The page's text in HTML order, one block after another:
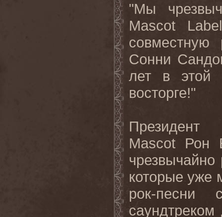
"Мы
Mascot
Label
Сонни
лет в этой
восторге!"
Президент
Mascot
Рон
которые уже
рок-песни